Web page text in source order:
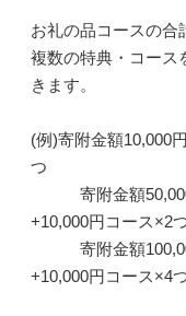
お礼の品コースの合
複数の特典・コース
きます。
(例)寄附金額10,000
つ
寄附金額50,000
+10,000円コース×2
寄附金額100,000
+10,000円コース×4